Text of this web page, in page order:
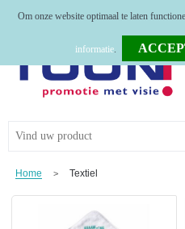
Relatiegeschenken
Werkkleding
Home > Textiel
Om onze website optimaal te laten
informatie.